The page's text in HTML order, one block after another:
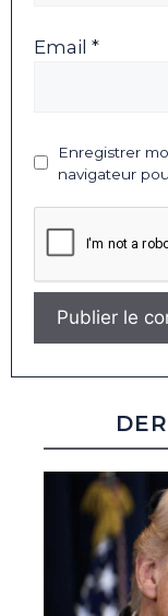
Email *
Enregistrer
navigateur